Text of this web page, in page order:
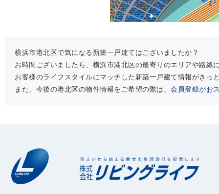
横浜市港北区で気になる新築一戸建てはございましたか？
お時間ございましたら、横浜市港北区の最寄りのエリアや路
お客様のライフスタイルにマッチした新築一戸建て情報がきっ
また、今後の港北区の物件情報をご希望の際は、 会員登録がお